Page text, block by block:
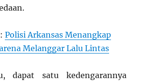
:Polisi Arkansas Menangkap
Melanggar Lalu Lintas
dapat satu kedengarannya